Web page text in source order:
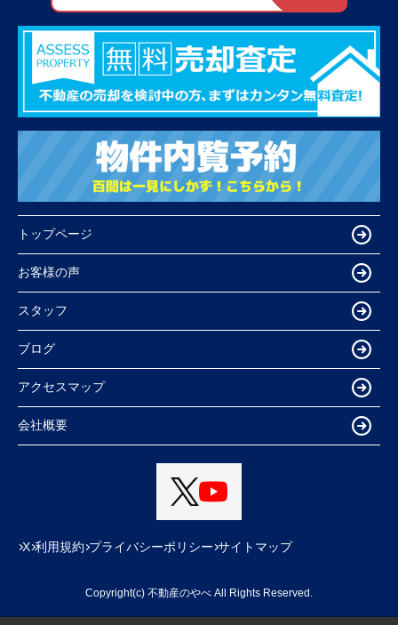
トップページ
お客様の声
スタッフ
ブログ
アクセスマップ
会社概要
X 利用規約 プライバシーポリシー サイトマップ
Copyright(c) 不動産のやべ All Rights Reserved.